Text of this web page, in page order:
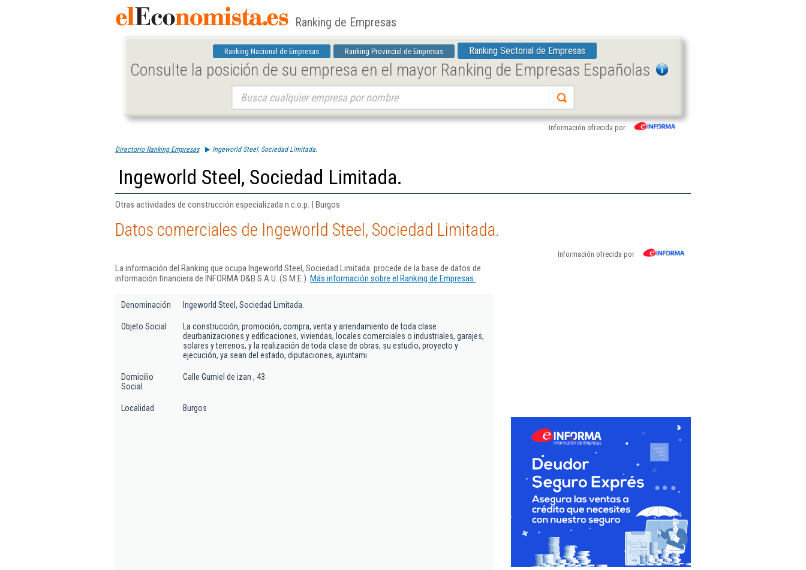
Ranking de Empresas
Ranking Nacional de Empresas Ranking Provincial de Empresas Ranking Sectorial de Empresas
Consulte la posición de su empresa en el mayor Ranking de Empresas Españolas
Información ofrecida por
Directorio Ranking Empresas Ingeworld Steel, Sociedad Limitada.
Ingeworld Steel, Sociedad Limitada.
Otras actividades de construcción especializada n.c.o.p. | Burgos
Datos comerciales de Ingeworld Steel, Sociedad Limitada.
Información ofrecida por
La información del Ranking que ocupa Ingeworld Steel, Sociedad Limitada. procede de la base de datos de
información financiera de INFORMA D&B S.A.U. (S.M.E.). Más información sobre el Ranking de Empresas.
Denominación Ingeworld Steel, Sociedad Limitada.
Objeto Social
La construcción, promoción, compra, venta y arrendamiento de toda clase
deurbanizaciones y edificaciones, viviendas, locales comerciales o industriales, garajes,
solares y terrenos, y la realización de toda clase de obras, su estudio, proyecto y
ejecución, ya sean del estado, diputaciones, ayuntami
Domicilio
Social
Calle Gumiel de izan , 43
Localidad Burgos